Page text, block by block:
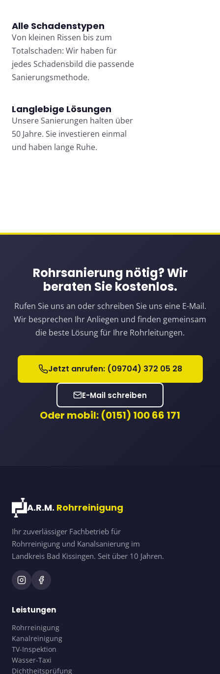
Alle Schadenstypen
Von kleinen Rissen bis zum
Totalschaden: Wir haben für
jedes Schadensbild die passende
Sanierungsmethode.
Langlebige Lösungen
Unsere Sanierungen halten über
50 Jahre. Sie investieren einmal
und haben lange Ruhe.
Rohrsanierung nötig? Wir
beraten Sie kostenlos.
Rufen Sie uns an oder schreiben Sie uns eine E-Mail.
Wir besprechen Ihr Anliegen und finden gemeinsam
die beste Lösung für Ihre Rohrleitungen.
Jetzt anrufen: (09704) 372 05 28
E-Mail schreiben
Oder mobil: (0151) 100 66 171
A.R.M. Rohrreinigung
Ihr zuverlässiger Fachbetrieb für
Rohrreinigung und Kanalsanierung im
Landkreis Bad Kissingen. Seit über 10 Jahren.
Leistungen
Rohrreinigung
Kanalreinigung
TV-Inspektion
Wasser-Taxi
Dichtheitsprüfung